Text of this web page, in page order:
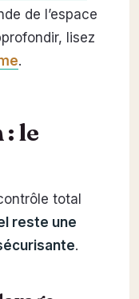
de l’espace
lisez
.
: le
total
reste une
.